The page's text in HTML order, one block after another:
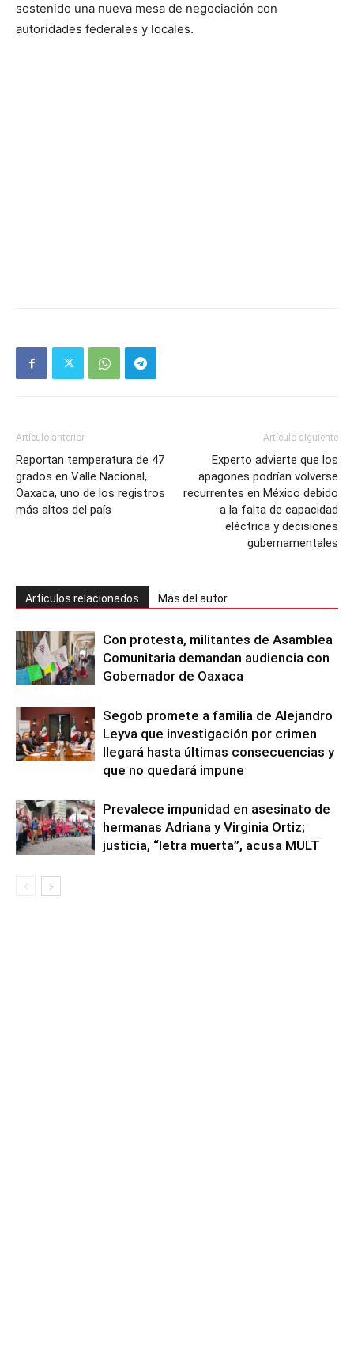
sostenido una nueva mesa de negociación con
autoridades federales y locales.
Artículo anterior
Reportan temperatura de 47
grados en Valle Nacional,
Oaxaca, uno de los registros
más altos del país
Artículo siguiente
Experto advierte que los
apagones podrían volverse
recurrentes en México debido
a la falta de capacidad
eléctrica y decisiones
gubernamentales
Artículos relacionados Más del autor
Con protesta, militantes de Asamblea
Comunitaria demandan audiencia con
Gobernador de Oaxaca
Segob promete a familia de Alejandro
Leyva que investigación por crimen
llegará hasta últimas consecuencias y
que no quedará impune
Prevalece impunidad en asesinato de
hermanas Adriana y Virginia Ortiz;
justicia, “letra muerta”, acusa MULT